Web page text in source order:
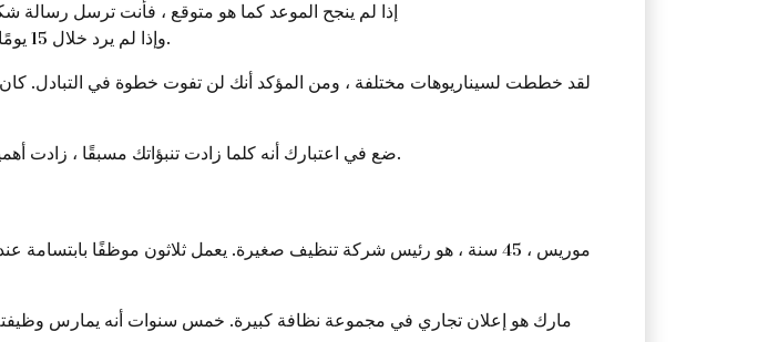
إذا لم ينجح الموعد كما هو متوقع ، فأنت ترسل رسالة
أنت تسأله فيما يتعلق بـ Linkedin وإذا لم يرد خلال 15 يومًا ، فأنت ترسل إليه طلبًا عبر البريد الإلكتروني.
لقد خططت لسيناريوهات مختلفة ، ومن المؤكد أنك لن تفوت خطوة في التبادل.
ضع في اعتبارك أنه كلما زادت تنبؤاتك مسبقًا ، زادت أهمية أفعالك وفعاليتها. وكلما زادت إقناع العملاء المحتملين بأن يصبحوا عملاء مخلصين.
مارك هو إعلان تجاري في مجموعة نظافة كبيرة. خمس سنوات أنه يمارس